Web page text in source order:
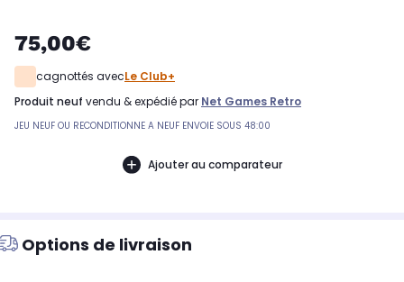
75,00€
cagnottés avecLe Club+
produit neuf vendu & expédié par Net Games Retro
JEU NEUF OU RECONDITIONNE A NEUF ENVOIE SOUS 48:00
Ajouter au comparateur
Options de livraison